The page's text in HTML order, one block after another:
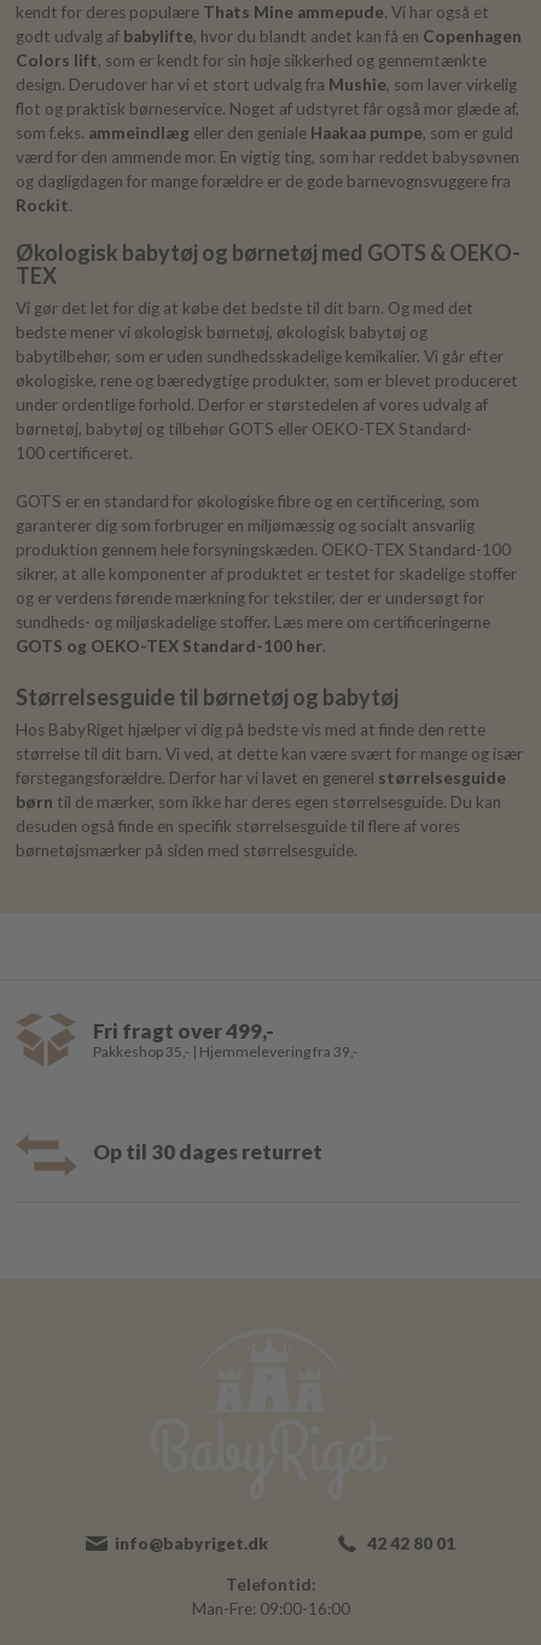
kendt for deres populære Thats Mine ammepude. Vi har også et
godt udvalg af babylifte, hvor du blandt andet kan få en Copenhagen
Colors lift, som er kendt for sin høje sikkerhed og gennemtænkte
design. Derudover har vi et stort udvalg fra Mushie, som laver virkelig
flot og praktisk børneservice. Noget af udstyret får også mor glæde af,
som f.eks. ammeindlæg eller den geniale Haakaa pumpe, som er guld
værd for den ammende mor. En vigtig ting, som har reddet babysøvnen
og dagligdagen for mange forældre er de gode barnevognsvuggere fra
Rockit.
Økologisk babytøj og børnetøj med GOTS & OEKO-
TEX
Vi gør det let for dig at købe det bedste til dit barn. Og med det
bedste mener vi økologisk børnetøj, økologisk babytøj og
babytilbehør, som er uden sundhedsskadelige kemikalier. Vi går efter
økologiske, rene og bæredygtige produkter, som er blevet produceret
under ordentlige forhold. Derfor er størstedelen af vores udvalg af
børnetøj, babytøj og tilbehør GOTS eller OEKO-TEX Standard-
100 certificeret.
GOTS er en standard for økologiske fibre og en certificering, som
garanterer dig som forbruger en miljømæssig og socialt ansvarlig
produktion gennem hele forsyningskæden. OEKO-TEX Standard-100
sikrer, at alle komponenter af produktet er testet for skadelige stoffer
og er verdens førende mærkning for tekstiler, der er undersøgt for
sundheds- og miljøskadelige stoffer. Læs mere om certificeringerne
GOTS og OEKO-TEX Standard-100 her.
Størrelsesguide til børnetøj og babytøj
Hos BabyRiget hjælper vi dig på bedste vis med at finde den rette
størrelse til dit barn. Vi ved, at dette kan være svært for mange og især
førstegangsforældre. Derfor har vi lavet en generel størrelsesguide
børn til de mærker, som ikke har deres egen størrelsesguide. Du kan
desuden også finde en specifik størrelsesguide til flere af vores
børnetøjsmærker på siden med størrelsesguide.
Fri fragt over 499,-
Pakkeshop 35,- | Hjemmelevering fra 39,-
Op til 30 dages returret
info@babyriget.dk 42 42 80 01
Telefontid:
Man-Fre: 09:00-16:00